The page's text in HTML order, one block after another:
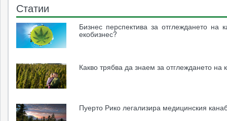
Статии
Бизнес перспектива за отглеждането на
екобизнес?
Какво трябва да знаем за отглеждането на
Пуерто Рико легализира медицинския